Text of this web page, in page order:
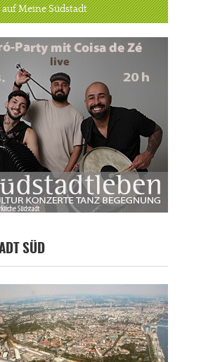
Meine Südstadt
SÜD